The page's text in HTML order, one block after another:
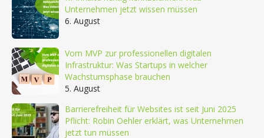
Unternehmen jetzt wissen müssen
6. August
Vom MVP zur professionellen digitalen
Infrastruktur: Was Startups in welcher
Wachstumsphase brauchen
5. August
Barrierefreiheit für Websites ist seit Juni 2025
Pflicht: Robin Oehler erklärt, was Unternehmen
jetzt tun müssen